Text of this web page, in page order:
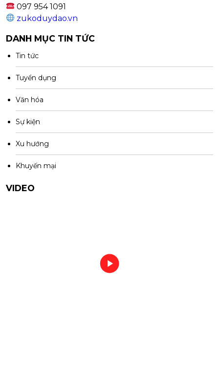
097 954 1091
zukoduydao.vn
DANH MỤC TIN TỨC
Tin tức
Tuyển dụng
Văn hóa
Sự kiện
Xu hướng
Khuyến mại
VIDEO